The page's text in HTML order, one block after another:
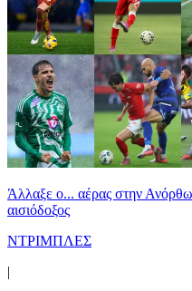
Άλλαξε ο... αέρας στην
αισιόδοξος
ΝΤΡΙΜΠΛΕΣ
|